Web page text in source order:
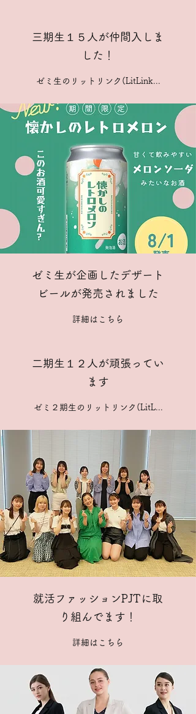
三期生１５人が仲間入しま
した！
ゼミ生のリットリンク(LitLink...
​ゼミ生が企画したデザート
ビールが発売されました
詳細はこちら
二期生１２人が頑張ってい
ます
ゼミ２期生のリットリンク(LitL...
就活ファッションPJTに取
り組んでます！
詳細はこちら